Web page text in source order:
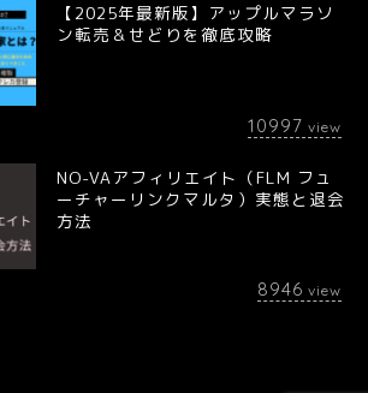
【2025年最新版】アップルマラソ
ン転売＆せどりを徹底攻略
10997 view
NO-VAアフィリエイト（FLM フュ
ーチャーリンクマルタ）実態と退会
方法
8946 view